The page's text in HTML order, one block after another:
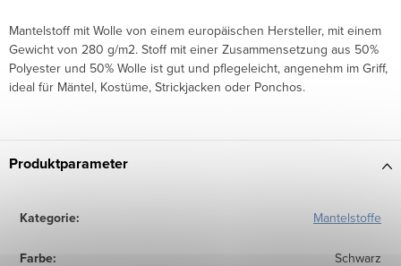
Mantelstoff mit Wolle von einem europäischen Hersteller, mit einem
Gewicht von 280 g/m2. Stoff mit einer Zusammensetzung aus 50%
Polyester und 50% Wolle ist gut und pflegeleicht, angenehm im Griff,
ideal für Mäntel, Kostüme, Strickjacken oder Ponchos.
Produktparameter
Kategorie: Mantelstoffe
Farbe: Schwarz